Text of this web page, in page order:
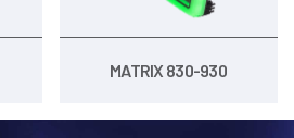
MATRIX 830-930